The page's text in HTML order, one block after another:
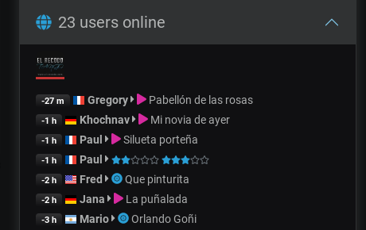
23 users online
-27 m Gregory Pabellón de las rosas
-1 h Khochnav Mi novia de ayer
-1 h Paul Silueta porteña
-1 h Paul
-2 h Fred Que pinturita
-2 h Jana La puñalada
-3 h Mario Orlando Goñi